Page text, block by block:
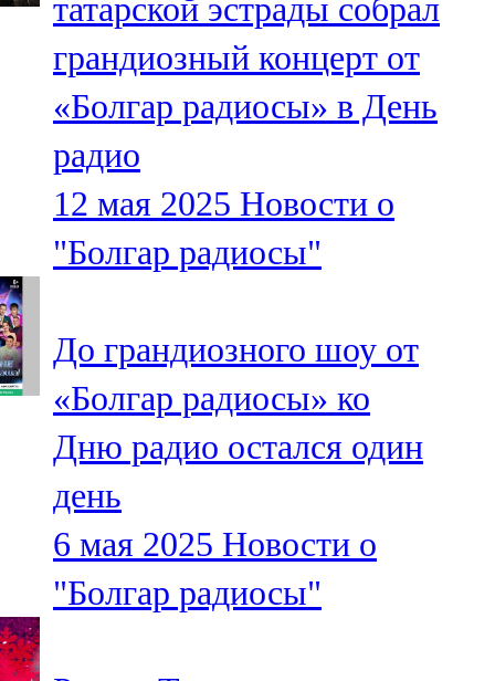
татарской эстрады собрал
грандиозный концерт от
«Болгар радиосы» в День
радио
12 мая 2025 Новости о
"Болгар радиосы"
До грандиозного шоу от
«Болгар радиосы» ко
Дню радио остался один
день
6 мая 2025 Новости о
"Болгар радиосы"